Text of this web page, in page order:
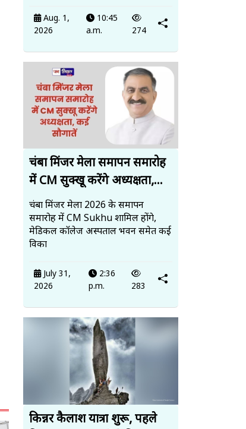
Aug. 1,
2026
10:45
a.m.
274
चंबा मिंजर मेला समापन समारोह
में CM सुक्खू करेंगे अध्यक्षता,...
चंबा मिंजर मेला 2026 के समापन
समारोह में CM Sukhu शामिल होंगे,
मेडिकल कॉलेज अस्पताल भवन समेत कई
विका
July 31,
2026
2:36
p.m.
283
किन्नर कैलाश यात्रा शुरू, पहले